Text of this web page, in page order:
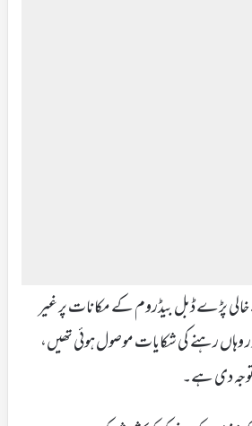
خالی پڑے ڈبل بیڈروم کے مکانات پر غیر
وہاں رہنے کی شکایات موصول ہوئی تھیں،
دی ہے۔